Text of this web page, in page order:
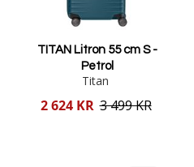
TITAN Litron 55 cm S -
Petrol
Titan
Reducerat
2 624 KR 3 499 KR